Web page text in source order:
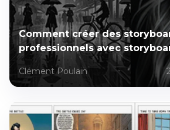
Comment créer des
professionnels avec
Clément Poulain